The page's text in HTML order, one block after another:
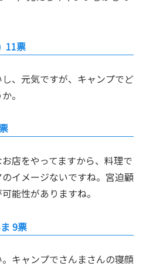
11票
、元気ですが、キャンプでど
。
店をやってますから、料理で
イメージないですね。宮迫顧
能性がありますね。
9票
キャンプでさんまさんの寝顔